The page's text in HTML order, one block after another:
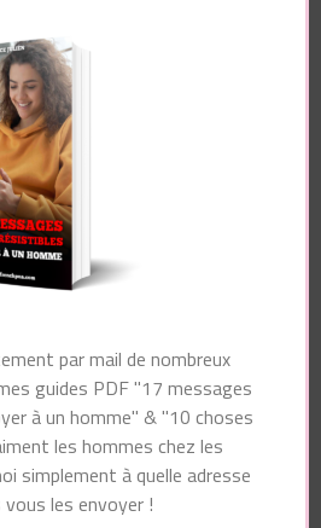
également aimer...
par mail de nombreux
guides PDF "17 messages
à un homme" & "10 choses
les hommes chez les
simplement à quelle adresse
vous les envoyer !